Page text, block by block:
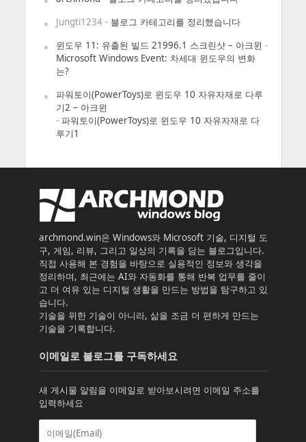
Jungti1234- 블로그 카테고리를 정리했습니다
윈도우 11: 유출된 빌드 21996.1 스크린샷 – 아크윈 -
Microsoft Windows Event: 차세대 윈도우의 변화
는?
파워토이(PowerToys)로 윈도우 10 자유자재로 다루
기2 – 아크윈
- 파워토이(PowerToys)로 윈도우 10 자유자재로 다
루기1
archmond.win은 Windows와 Microsoft 기술, 디지털 도
구, 게임, 리뷰, 그리고 일상의 기록을 담는 블로그입니다.
직접 사용해 본 경험을 바탕으로 실용적인 정보와 생각을
정리하며, 최근에는 AI와 자동화를 통해 반복 업무를 줄이
고 더 여유 있는 디지털 생활을 만드는 방법을 탐구하고 있
습니다.
기술을 위한 기술이 아니라, 삶을 조금 더 편하게 만드는
기술을 기록합니다.
이메일로 블로그를 구독하세요
새 게시물 알림을 이메일로 받아보시려면 이메일 주소를
입력하세요
이